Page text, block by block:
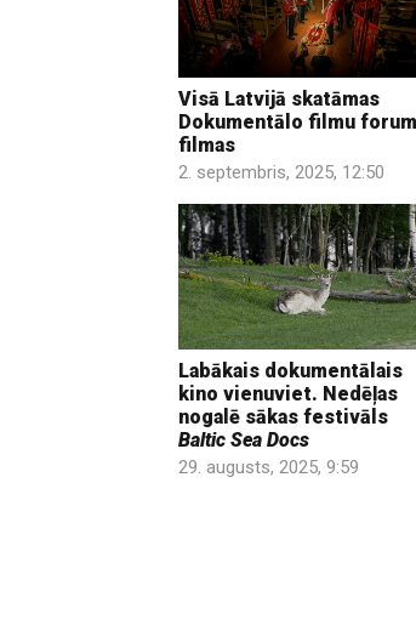
Visā Latvijā skatāmas
Dokumentālo filmu
filmas
2. septembris, 2025, 12:50
Labākais dokumentālais
kino vienuviet. Nedēļas
nogalē sākas festivāls
Baltic Sea Docs
29. augusts, 2025, 9:59